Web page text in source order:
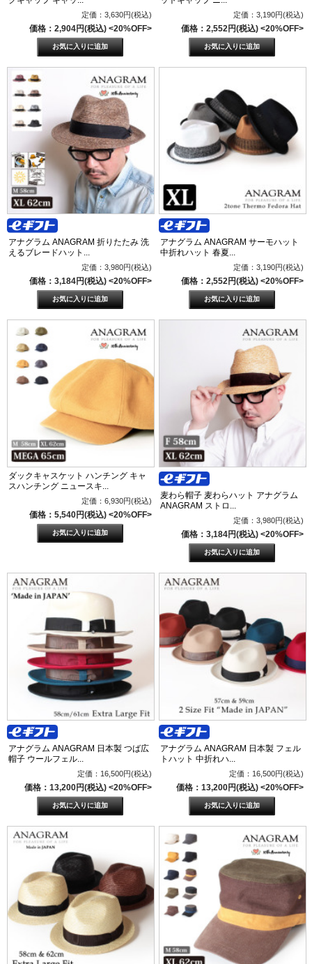
定価：3,630円(税込)
価格：2,904円(税込) <20%OFF>
定価：3,190円(税込)
価格：2,552円(税込) <20%OFF>
アナグラム ANAGRAM 折りたたみ 洗
えるブレードハット...
定価：3,980円(税込)
価格：3,184円(税込) <20%OFF>
アナグラム ANAGRAM サーモハット
中折れハット 春夏...
定価：3,190円(税込)
価格：2,552円(税込) <20%OFF>
ダックキャスケット ハンチング キャ
スハンチング ニュースキ...
定価：6,930円(税込)
価格：5,540円(税込) <20%OFF>
麦わら帽子 麦わらハット アナグラム
ANAGRAM ストロ...
定価：3,980円(税込)
価格：3,184円(税込) <20%OFF>
アナグラム ANAGRAM 日本製 つば広
帽子 ウールフェル...
定価：16,500円(税込)
価格：13,200円(税込) <20%OFF>
アナグラム ANAGRAM 日本製 フェル
トハット 中折れハ...
定価：16,500円(税込)
価格：13,200円(税込) <20%OFF>